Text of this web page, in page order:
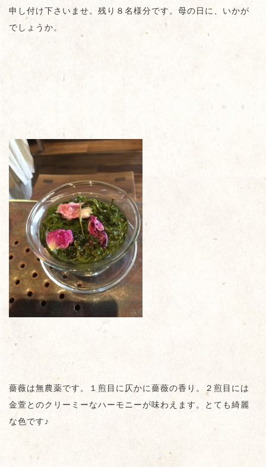
申し付け下さいませ。残り８名様分です。母の日に、いかが
でしょうか。
薔薇は無農薬です。１煎目に仄かに薔薇の香り。２煎目には
金萱とのクリーミーなハーモニーが味わえます。とても綺麗
な色です♪